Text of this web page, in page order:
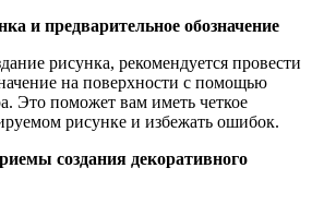
и предварительное обозначение
рисунка, рекомендуется провести
на поверхности с помощью
Это поможет вам иметь четкое
рисунке и избежать ошибок.
создания декоративного